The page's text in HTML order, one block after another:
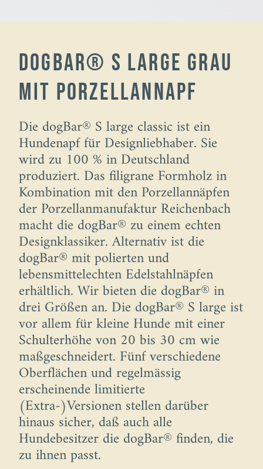
dogBar® S large grau
mit Porzellannapf
Die dogBar® S large classic ist ein
Hundenapf für Designliebhaber. Sie
wird zu 100 % in Deutschland
produziert. Das filigrane Formholz in
Kombination mit den Porzellannäpfen
der Porzellanmanufaktur Reichenbach
macht die dogBar® zu einem echten
Designklassiker. Alternativ ist die
dogBar® mit polierten und
lebensmittelechten Edelstahlnäpfen
erhältlich. Wir bieten die dogBar® in
drei Größen an. Die dogBar® S large ist
vor allem für kleine Hunde mit einer
Schulterhöhe von 20 bis 30 cm wie
maßgeschneidert. Fünf verschiedene
Oberflächen und regelmässig
erscheinende limitierte
(Extra-)Versionen stellen darüber
hinaus sicher, daß auch alle
Hundebesitzer die dogBar® finden, die
zu ihnen passt.